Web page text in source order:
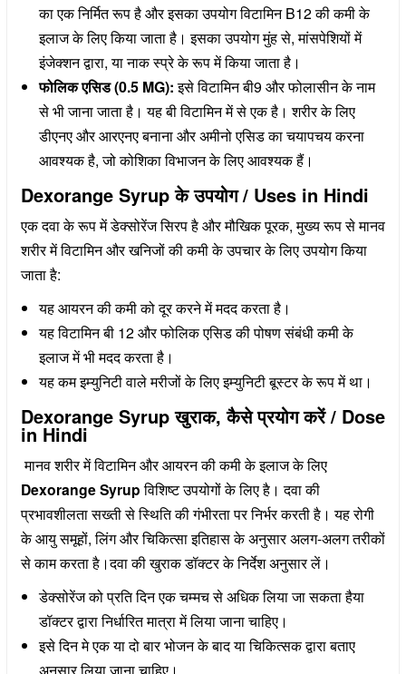
का एक निर्मित रूप है और इसका उपयोग विटामिन B12 की कमी के
इलाज के लिए किया जाता है। इसका उपयोग मुंह से, मांसपेशियों में
इंजेक्शन द्वारा, या नाक स्प्रे के रूप में किया जाता है।
फोलिक एसिड (0.5 MG):इसे विटामिन बी9 और फोलासीन के नाम
से भी जाना जाता है। यह बी विटामिन में से एक है। शरीर के लिए
डीएनए और आरएनए बनाना और अमीनो एसिड का चयापचय करना
आवश्यक है, जो कोशिका विभाजन के लिए आवश्यक हैं।
Dexorange Syrup के उपयोग / Uses in Hindi
एक दवा के रूप में डेक्सोरेंज सिरप है और मौखिक पूरक, मुख्य रूप से मानव
शरीर में विटामिन और खनिजों की कमी के उपचार के लिए उपयोग किया
जाता है:
यह आयरन की कमी को दूर करने में मदद करता है।
यह विटामिन बी 12 और फोलिक एसिड की पोषण संबंधी कमी के
इलाज में भी मदद करता है।
यह कम इम्युनिटी वाले मरीजों के लिए इम्युनिटी बूस्टर के रूप में था।
Dexorange Syrup खुराक, कैसे प्रयोग करें / Dose
in Hindi
मानव शरीर में विटामिन और आयरन की कमी के इलाज के लिए
Dexorange Syrupविशिष्ट उपयोगों के लिए है। दवा की
प्रभावशीलता सख्ती से स्थिति की गंभीरता पर निर्भर करती है। यह रोगी
के आयु समूहों, लिंग और चिकित्सा इतिहास के अनुसार अलग-अलग तरीकों
से काम करता है।दवा की खुराक डॉक्टर के निर्देश अनुसार लें।
डेक्सोरेंज को प्रति दिन एक चम्मच से अधिक लिया जा सकता हैया
डॉक्टर द्वारा निर्धारित मात्रा में लिया जाना चाहिए।
इसे दिन मे एक या दो बार भोजन के बाद या चिकित्सक द्वारा बताए
अनुसार लिया जाना चाहिए।